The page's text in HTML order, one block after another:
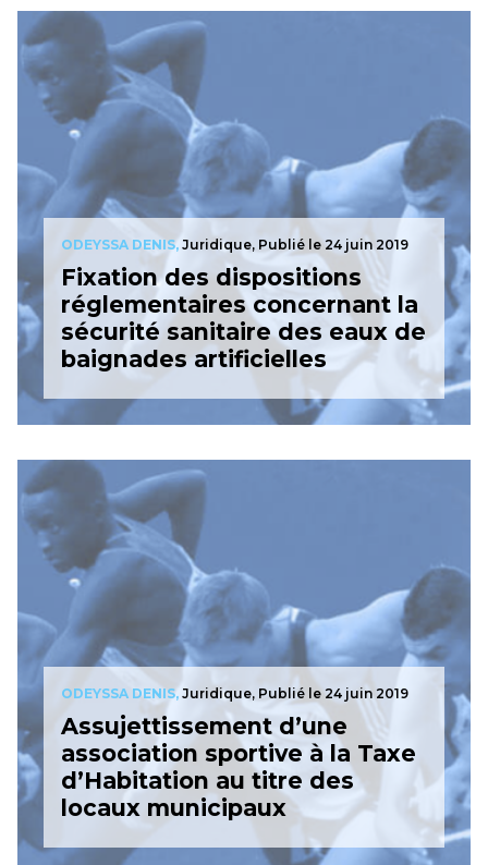
ODEYSSA DENIS, Juridique, Publié le 24 juin 2019
Fixation des dispositions
réglementaires concernant la
sécurité sanitaire des eaux de
baignades artificielles
ODEYSSA DENIS, Juridique, Publié le 24 juin 2019
Assujettissement d’une
association sportive à la Taxe
d’Habitation au titre des
locaux municipaux